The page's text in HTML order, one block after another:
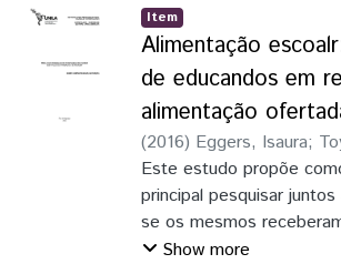
alimentação saudável,
na adolescência que
os hábitos alimentares.
Item
Alimentação
de educandos em
alimentação
(2016) Eggers, Isaura;
Paludo
Este estudo propõe
principal pesquisar
se os mesmos
alimentar e nutriconal, se
Show more